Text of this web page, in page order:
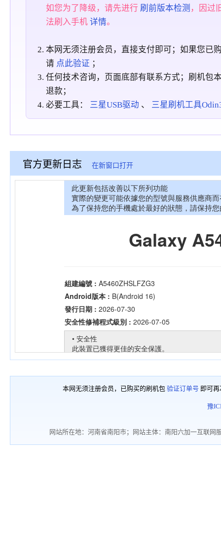
如您为了降级，请先进行 刷前版本检测 ，因过
法刷入手机详情。
本网无须注册会员，直接支付即可；如果您已
请 点此验证 ；
任何技术咨询，页面底部有联系方式；刷机包
退款；
必要工具： 三星USB驱动 、 三星刷机工具
官方更新日志 在新窗口打开
本网无须注册会员，已购买的刷机包 验证订单号 即可
豫
网站所在地：河南省南阳市；网站主体：南阳六加一互联